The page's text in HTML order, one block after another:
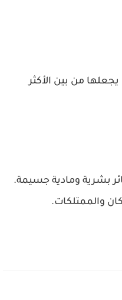
بما بين 135 و150 مليار دولار، مما يجعلها من بين الأكثر
بشرية ومادية جسيمة.
والممتلكات.